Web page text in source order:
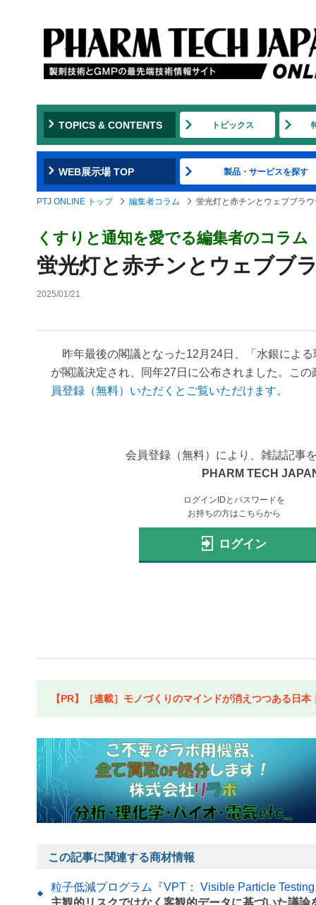
TOPICS & CONTENTS トピックス
WEB展示場 TOP 製品・サービスを探す
PTJ ONLINE トップ 編集者コラム 蛍光灯と赤チンとウェブブラ
くすりと通知を愛でる編集者のコラム
蛍光灯と赤チンとウェブブ
2025/01/21
昨年最後の閣議となった12月24日、「水銀によ
が閣議決定され、同年27日に公布されました。こ
員登録（無料）いただくとご覧いただけます。
会員登録（無料）により、雑誌記事
PHARM TECH
ログインIDとパスワードを
お持ちの方はこちらから
ログイン
【PR】［連載］モノづくりのマインドが消えつつある日
この記事に関連する商材情報
粒子低減プログラム『VPT： Visible Particle
主観的リスクではなく客観的データに基づいた議